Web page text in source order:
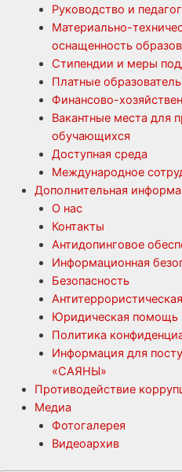
Руководство и
Материально-
оснащенность
Стипендии и меры
Платные
Финансово-
Вакантные места для
обучающихся
Доступная среда
Международное
Дополнительная
О нас
Контакты
Антидопинговое
Информационная
Безопасность
Юридическая помощь
Политика
Информация для
«САЯНЫ»
Противодействие
Медиа
Фотогалерея
Видеоархив